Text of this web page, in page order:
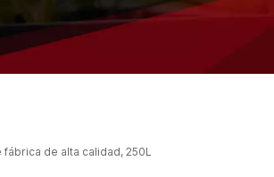
ไทย
de alta calidad, 250L